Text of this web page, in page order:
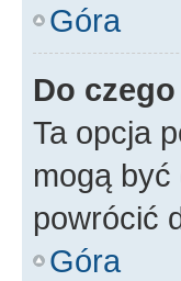
Góra
Do
Ta opcja
mogą
powrócić
Góra